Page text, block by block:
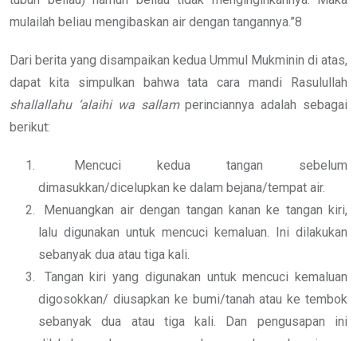
mulailah beliau mengibaskan air dengan tangannya.”8
Dari berita yang disampaikan kedua Ummul Mukminin di atas,
dapat kita simpulkan bahwa tata cara mandi Rasulullah
shallallahu ‘alaihi wa sallamperinciannya adalah sebagai
berikut:
Mencuci kedua tangan sebelum
dimasukkan/dicelupkan ke dalam bejana/tempat air.
Menuangkan air dengan tangan kanan ke tangan kiri,
lalu digunakan untuk mencuci kemaluan. Ini dilakukan
sebanyak dua atau tiga kali.
Tangan kiri yang digunakan untuk mencuci kemaluan
digosokkan/ diusapkan ke bumi/tanah atau ke tembok
sebanyak dua atau tiga kali. Dan pengusapan ini